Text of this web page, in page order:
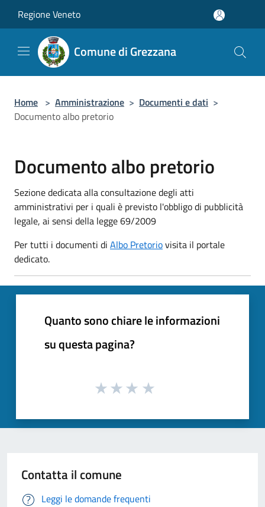
Regione Veneto
Comune di Grezzana
Home > Amministrazione > Documenti e dati >
Documento albo pretorio
Documento albo pretorio
Sezione dedicata alla consultazione degli atti
amministrativi per i quali è previsto l'obbligo di pubblicità
legale, ai sensi della legge 69/2009
Per tutti i documenti di Albo Pretoriovisita il portale
dedicato.
Quanto sono chiare le informazioni
su questa pagina?
Contatta il comune
Leggi le domande frequenti